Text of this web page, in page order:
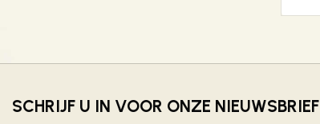
SCHRIJF U IN VOOR ONZE NIEUWSBRIEF